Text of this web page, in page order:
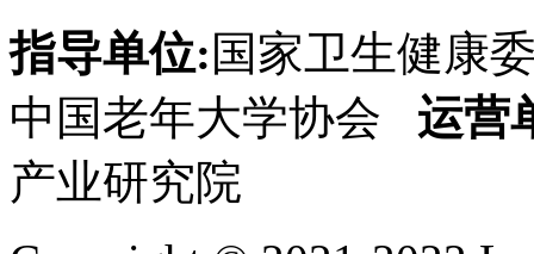
指导单位:国家卫生健康
中国老年大学协会 运营
产业研究院